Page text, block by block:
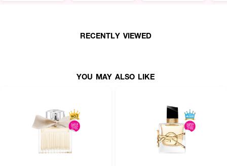
ฉีดน้ำหอมตามบริเวณจุดชีพจร เช่น ต้นคอ ข้อมือ ข้อพับแขน และสามารถเพิ่ม
RECENTLY VIEWED
YOU MAY ALSO LIKE